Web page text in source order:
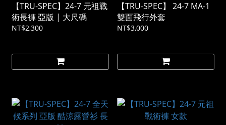
【TRU-SPEC】24-7 元祖戰
術長褲 亞版 | 大尺碼
NT$2,300
【TRU-SPEC】 24-7 MA-1
雙面飛行外套
NT$3,000